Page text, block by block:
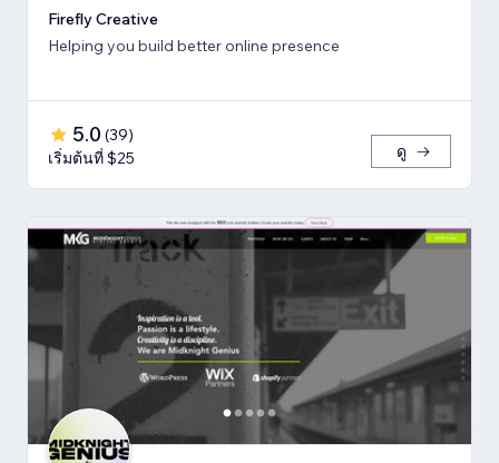
Firefly Creative
Helping you build better online presence
5.0 (39)
เริ่มต้นที่ $25
ดู